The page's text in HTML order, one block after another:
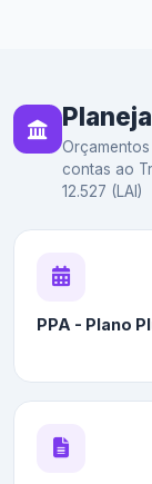
contas ao
12.527 (LAI)
PPA - Plano